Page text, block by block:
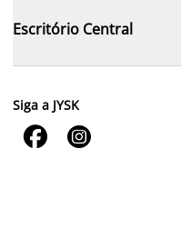
Escritório Central
Siga a JYSK
 